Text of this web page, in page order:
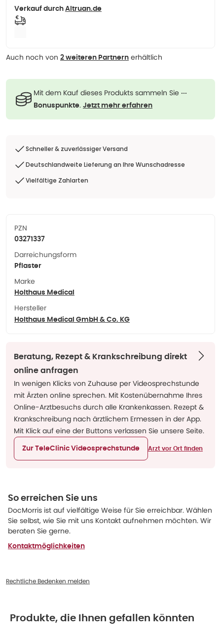
Verkauf durch Altruan.de
Auch noch von 2 weiteren Partnern erhältlich
Mit dem Kauf dieses Produkts sammeln Sie ···
Bonuspunkte. Jetzt mehr erfahren
Schneller & zuverlässiger Versand
Deutschlandweite Lieferung an Ihre Wunschadresse
Vielfältige Zahlarten
PZN
03271337
Darreichungsform
Pflaster
Marke
Holthaus Medical
Hersteller
Holthaus Medical GmbH & Co. KG
Beratung, Rezept & Krankschreibung direkt
online anfragen
In wenigen Klicks von Zuhause per Videosprechstunde
mit Ärzten online sprechen. Mit Kostenübernahme Ihres
Online-Arztbesuchs durch alle Krankenkassen. Rezept &
Krankschreibung nach ärztlichem Ermessen in der App.
Mit Klick auf eine der Buttons verlassen Sie unsere Seite.
Zur TeleClinic Videosprechstunde Arzt vor Ort finden
So erreichen Sie uns
DocMorris ist auf vielfältige Weise für Sie erreichbar. Wählen
Sie selbst, wie Sie mit uns Kontakt aufnehmen möchten. Wir
beraten Sie gerne.
Kontaktmöglichkeiten
Rechtliche Bedenken melden
Produkte, die Ihnen gefallen könnten